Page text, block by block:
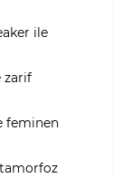
ile
zarif
feminen